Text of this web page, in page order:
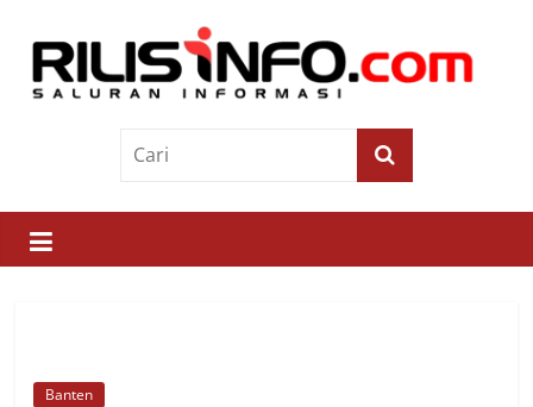
contentRilis
Saluran
Informasi
Banten